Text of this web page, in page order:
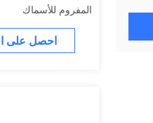
المفروم للأسماك
احصل على